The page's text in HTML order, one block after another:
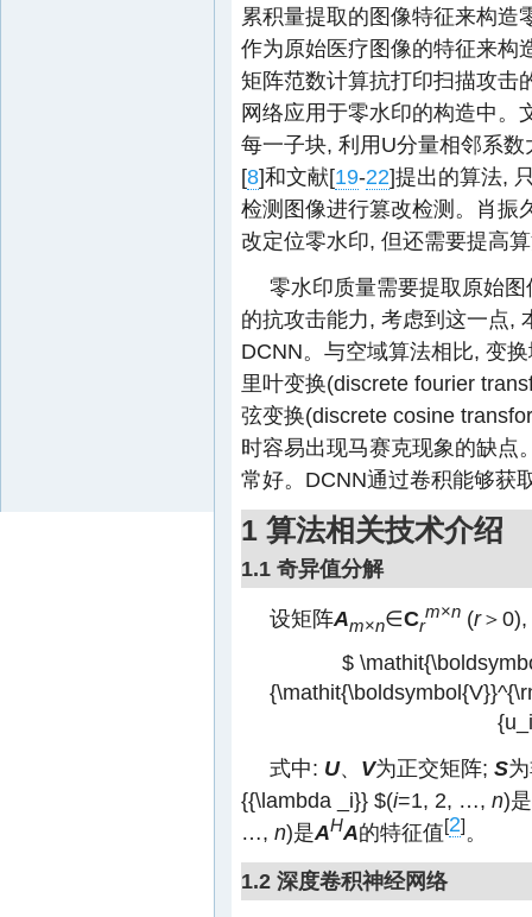
累积量提取的图像特征来构造
作为原始医疗图像的特征来构
矩阵范数计算抗打印扫描攻击
网络应用于零水印的构造中。
每一子块, 利用U分量相邻系
[8]和文献[19-22]提出的算法,
检测图像进行篡改检测。肖振
改定位零水印, 但还需要提高
零水印质量需要提取原始
的抗攻击能力, 考虑到这一点,
DCNN。与空域算法相比, 变
里叶变换(discrete fourier
弦变换(discrete cosine
时容易出现马赛克现象的缺点
常好。DCNN通过卷积能够获
1 算法相关技术介绍
1.1 奇异值分解
设矩阵Am×n∈Cr
m×n (r＞
$
式中: U、 V为正交矩阵; S
{{\lambda _i}} $(i=1, 2, …, n)是
…, n)是AHA的特征值[2]。
1.2 深度卷积神经网络